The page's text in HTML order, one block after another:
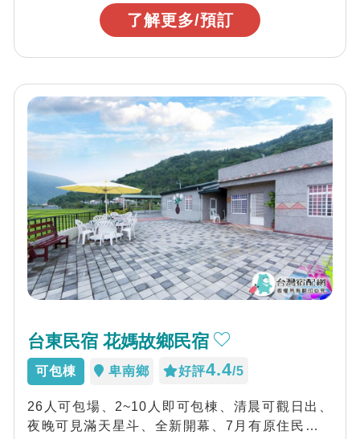
了解更多/預訂
台東民宿 花媽故鄉民宿
可包棟 卑南鄉 好評4.4/5
26人可包場、2~10人即可包棟、清晨可觀日出、
夜晚可見滿天星斗、全新開幕、7月有原住民豐年